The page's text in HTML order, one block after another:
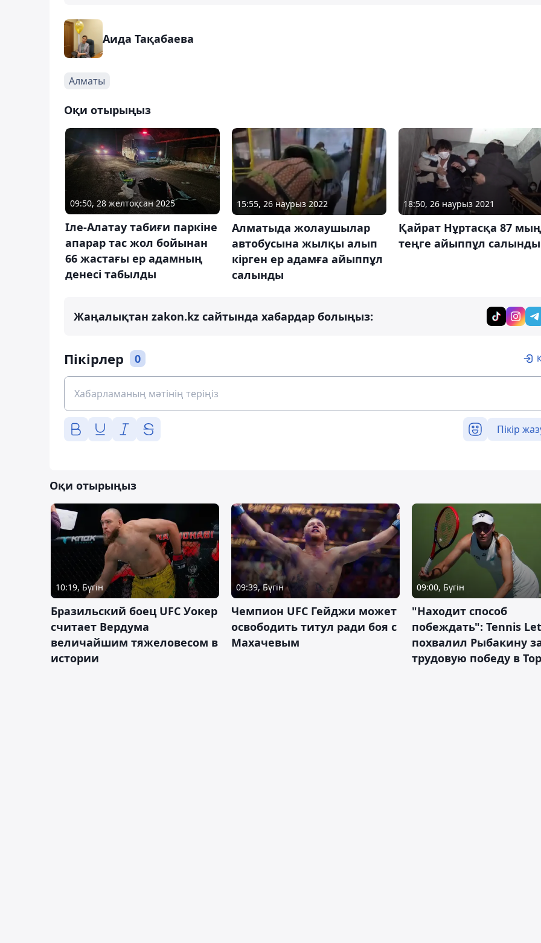
Аида Тақабаева
Алматы
Оқи отырыңыз
09:50, 28 желтоқсан 2025
Іле-Алатау табиғи паркіне
апарар тас жол бойынан
66 жастағы ер адамның
денесі табылды
15:55, 26 наурыз 2022
Алматыда жолаушылар
автобусына жылқы алып
кірген ер адамға айыппұл
салынды
18:50, 26 наурыз 2021
Қайрат Нұртасқа 87 мың
теңге айыппұл
Жаңалықтан zakon.kz сайтында хабардар болыңыз:
Пікірлер 0
Пікір
Оқи отырыңыз
10:19, Бүгін
Бразильский боец UFC Уокер
считает Вердума
величайшим тяжеловесом в
истории
09:39, Бүгін
Чемпион UFC Гейджи может
освободить титул ради боя с
Махачевым
09:00, Бүгін
"Находит способ
побеждать": Tennis
похвалил Рыбакину
трудовую победу в